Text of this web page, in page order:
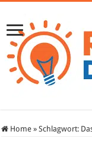
Home » Schlagwort: